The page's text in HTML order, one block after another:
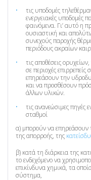
τις υποδομές
ενεργειακές υποδομές
φαινόμενα. Γι’ αυτό η
ουσιαστική και
συνεχούς παροχής
περιόδους ακραίων
τις αποθέσεις
σε περιοχές
επηρεάσουν την
και να προσθέσουν
άλλων υλικών.
τις ανανεώσιμες πηγές
σταθμοί
α) μπορούν να επηρεάσουν
της απορροής, της
β) κατά τη διάρκεια της
το ενδεχόμενο να
επικίνδυνα χημικά, τα
σύστημα,